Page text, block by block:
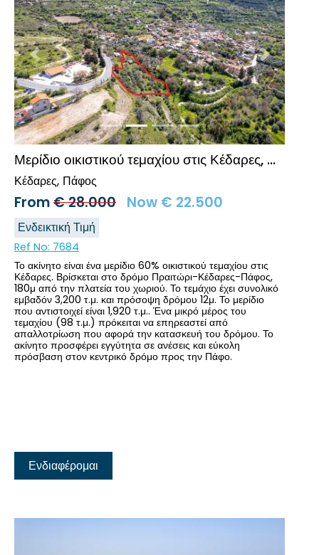
Προηγούμενο Επόμενο
Μερίδιο οικιστικού τεμαχίου στις Κέδαρες, Πάφος
Κέδαρες Πάφος
From€28.000 Now € 22.500
Ενδεικτική Τιμή
Ref No: 7684
Το ακίνητο είναι ένα μερίδιο 60% οικιστικού τεμαχίου στις
Κέδαρες. Βρίσκεται στο δρόμο Πραιτώρι-Κέδαρες-Πάφος,
180μ από την πλατεία του χωριού. Το τεμάχιο έχει συνολικό
εμβαδόν 3,200 τ.μ. και πρόσοψη δρόμου 12μ. Το μερίδιο
που αντιστοιχεί είναι 1,920 τ.μ.. Ένα μικρό μέρος του
τεμαχίου (98 τ.μ.) πρόκειται να επηρεαστεί από
απαλλοτρίωση που αφορά την κατασκευή του δρόμου. Το
ακίνητο προσφέρει εγγύτητα σε ανέσεις και εύκολη
πρόσβαση στον κεντρικό δρόμο προς την Πάφο.
Ενδιαφέρομαι